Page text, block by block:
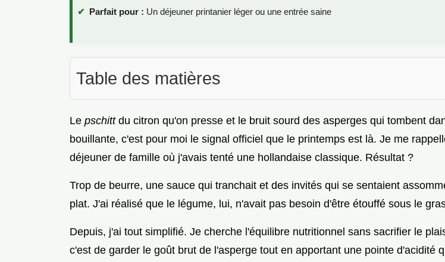
Parfait pour : Un déjeuner printanier léger ou une entrée saine
Table des matières
Le pschittdu citron qu'on presse et le bruit sourd des asperges qui tombent
bouillante, c'est pour moi le signal officiel que le printemps est là. Je me
déjeuner de famille où j'avais tenté une hollandaise classique. Résultat ?
Trop de beurre, une sauce qui tranchait et des invités qui se sentaient
plat. J'ai réalisé que le légume, lui, n'avait pas besoin d'être étouffé sous le
Depuis, j'ai tout simplifié. Je cherche l'équilibre nutritionnel sans sacrifier le
c'est de garder le goût brut de l'asperge tout en apportant une pointe d'acidité